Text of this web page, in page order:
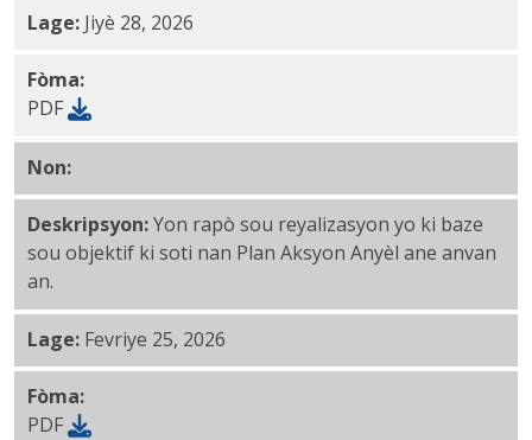
Lage: Jiyè 28, 2026
Fòma:
PDF
Non:CAPER 2024-2025 PDF
Deskripsyon:Yon rapò sou reyalizasyon yo ki baze
sou objektif ki soti nan Plan Aksyon Anyèl ane anvan
an.
Lage: Fevriye 25, 2026
Fòma:
PDF